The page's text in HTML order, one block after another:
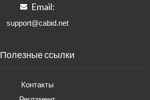
Email:
support@cabid.net
Полезные ссылки
Контакты